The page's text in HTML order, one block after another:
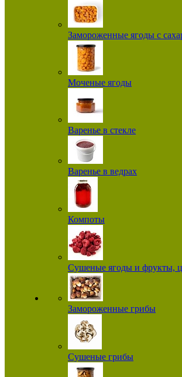
Замороженные ягоды с
Моченые ягоды
Варенье в стекле
Варенье в ведрах
Компоты
Сушеные ягоды и фрукты,
Замороженные грибы
Сушеные грибы